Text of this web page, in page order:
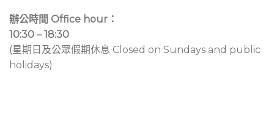
辦公時間 Office hour：
10:30 – 18:30
(星期日及公眾假期休息 Closed on Sundays and public
holidays)